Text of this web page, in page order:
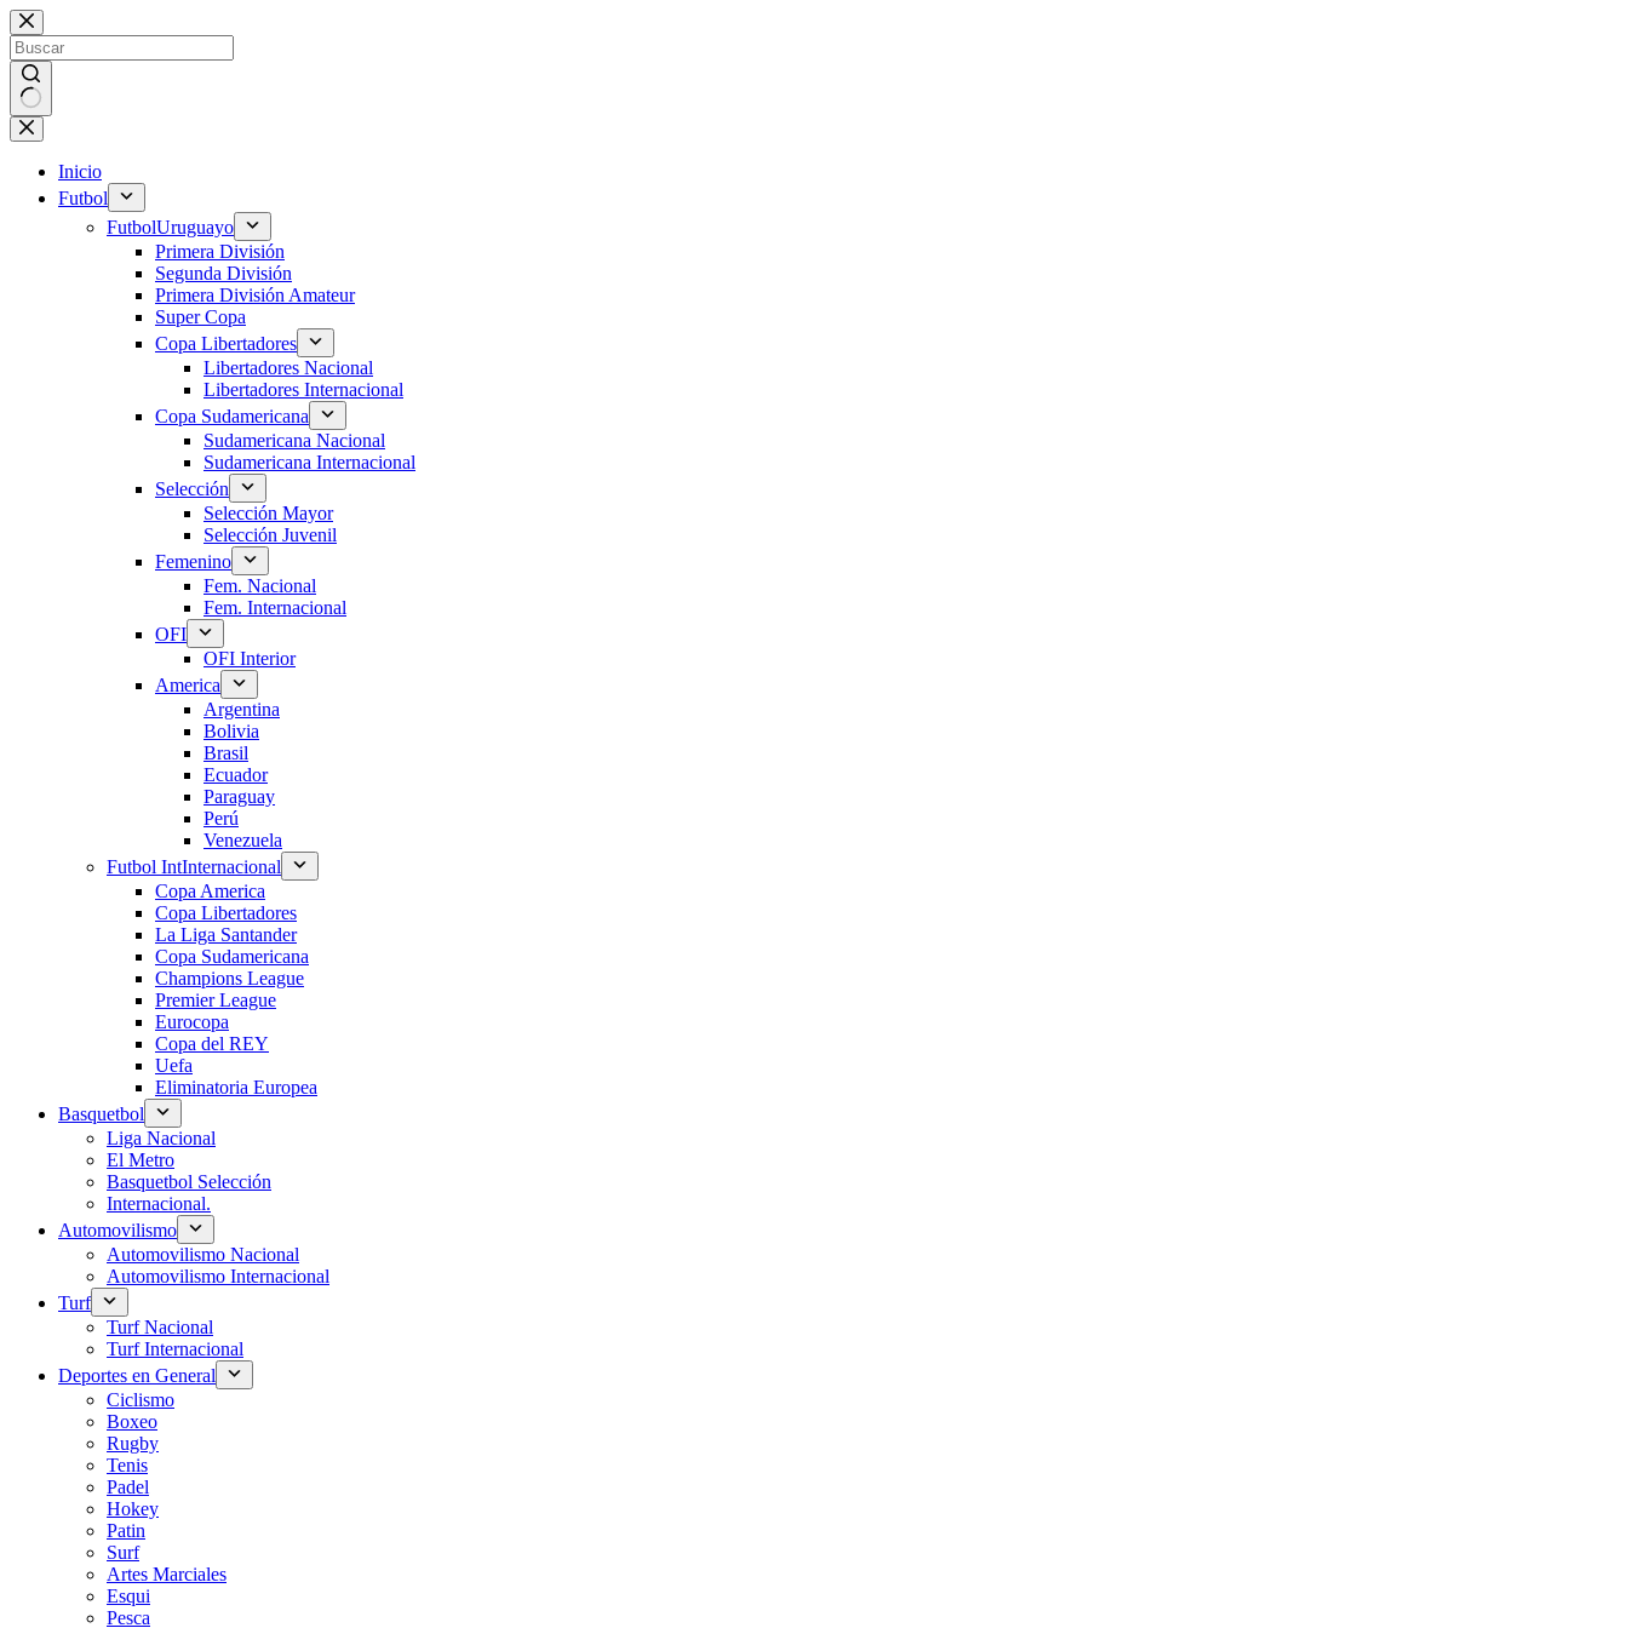
Saltar
al
contenido
Sin
resultados
Inicio
Futbol
FutbolUruguayo
Primera División
Segunda División
Primera División Amateur
Super Copa
Copa Libertadores
Libertadores Nacional
Libertadores Internacional
Copa Sudamericana
Sudamericana Nacional
Sudamericana Internacional
Selección
Selección Mayor
Selección Juvenil
Femenino
Fem. Nacional
Fem. Internacional
OFI
OFI Interior
America
Argentina
Bolivia
Brasil
Ecuador
Paraguay
Perú
Venezuela
Futbol IntInternacional
Copa America
Copa Libertadores
La Liga Santander
Copa Sudamericana
Champions League
Premier League
Eurocopa
Copa del REY
Uefa
Eliminatoria Europea
Basquetbol
Liga Nacional
El Metro
Basquetbol Selección
Internacional.
Automovilismo
Automovilismo Nacional
Automovilismo Internacional
Turf
Turf Nacional
Turf Internacional
Deportes en General
Ciclismo
Boxeo
Rugby
Tenis
Padel
Hokey
Patin
Surf
Artes Marciales
Esqui
Pesca